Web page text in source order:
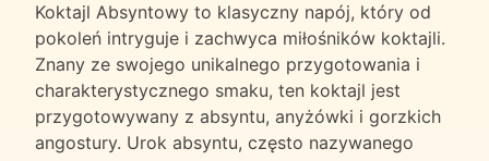
Koktajl Absyntowy to klasyczny napój, który od
pokoleń intryguje i zachwyca miłośników koktajli.
Znany ze swojego unikalnego przygotowania i
charakterystycznego smaku, ten koktajl jest
przygotowywany z absyntu, anyżówki i gorzkich
angostury. Urok absyntu, często nazywanego